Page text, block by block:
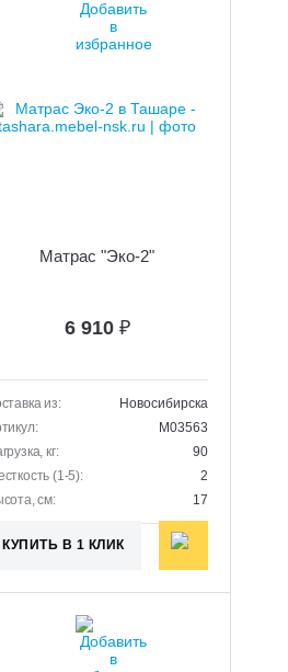
Матрас "Эко-2"
6 910 ₽
из:
Новосибирска
M03563
кг:
90
(1-5):
2
см:
17
КУПИТЬ В 1 КЛИК